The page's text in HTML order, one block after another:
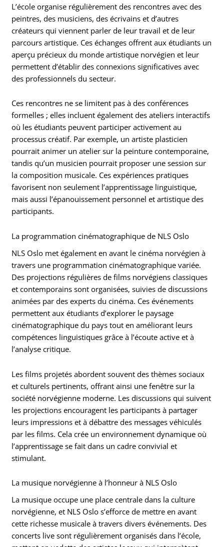
L’école organise régulièrement des rencontres avec des
peintres, des musiciens, des écrivains et d’autres
créateurs qui viennent parler de leur travail et de leur
parcours artistique. Ces échanges offrent aux étudiants un
aperçu précieux du monde artistique norvégien et leur
permettent d’établir des connexions significatives avec
des professionnels du secteur.
Ces rencontres ne se limitent pas à des conférences
formelles ; elles incluent également des ateliers interactifs
où les étudiants peuvent participer activement au
processus créatif. Par exemple, un artiste plasticien
pourrait animer un atelier sur la peinture contemporaine,
tandis qu’un musicien pourrait proposer une session sur
la composition musicale. Ces expériences pratiques
favorisent non seulement l’apprentissage linguistique,
mais aussi l’épanouissement personnel et artistique des
participants.
La programmation cinématographique de NLS Oslo
NLS Oslo met également en avant le cinéma norvégien à
travers une programmation cinématographique variée.
Des projections régulières de films norvégiens classiques
et contemporains sont organisées, suivies de discussions
animées par des experts du cinéma. Ces événements
permettent aux étudiants d’explorer le paysage
cinématographique du pays tout en améliorant leurs
compétences linguistiques grâce à l’écoute active et à
l’analyse critique.
Les films projetés abordent souvent des thèmes sociaux
et culturels pertinents, offrant ainsi une fenêtre sur la
société norvégienne moderne. Les discussions qui suivent
les projections encouragent les participants à partager
leurs impressions et à débattre des messages véhiculés
par les films. Cela crée un environnement dynamique où
l’apprentissage se fait dans un cadre convivial et
stimulant.
La musique norvégienne à l’honneur à NLS Oslo
La musique occupe une place centrale dans la culture
norvégienne, et NLS Oslo s’efforce de mettre en avant
cette richesse musicale à travers divers événements. Des
concerts live sont régulièrement organisés dans l’école,